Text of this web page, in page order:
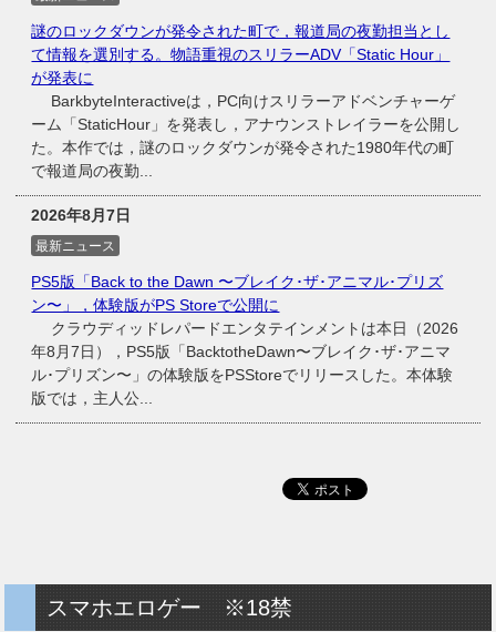
謎のロックダウンが発令された町で，報道局の夜勤担当とし
て情報を選別する。物語重視のスリラーADV「Static Hour」
が発表に
BarkbyteInteractiveは，PC向けスリラーアドベンチャーゲ
ーム「StaticHour」を発表し，アナウンストレイラーを公開し
た。本作では，謎のロックダウンが発令された1980年代の町
で報道局の夜勤...
2026年8月7日
最新ニュース
PS5版「Back to the Dawn 〜ブレイク･ザ･アニマル･プリズ
ン〜」，体験版がPS Storeで公開に
クラウディッドレパードエンタテインメントは本日（2026
年8月7日），PS5版「BacktotheDawn〜ブレイク･ザ･アニマ
ル･プリズン〜」の体験版をPSStoreでリリースした。本体験
版では，主人公...
スマホエロゲー ※18禁